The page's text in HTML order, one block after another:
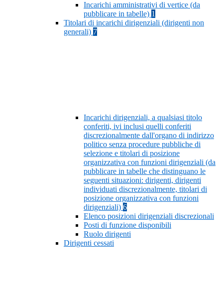
Incarichi amministrativi di vertice (da
pubblicare in tabelle) 1
Titolari di incarichi dirigenziali (dirigenti non
generali) 7
Incarichi dirigenziali, a qualsiasi titolo
conferiti, ivi inclusi quelli conferiti
discrezionalmente dall'organo di indirizzo
politico senza procedure pubbliche di
selezione e titolari di posizione
organizzativa con funzioni dirigenziali (da
pubblicare in tabelle che distinguano le
seguenti situazioni: dirigenti, dirigenti
individuati discrezionalmente, titolari di
posizione organizzativa con funzioni
dirigenziali) 6
Elenco posizioni dirigenziali discrezionali
Posti di funzione disponibili
Ruolo dirigenti
Dirigenti cessati